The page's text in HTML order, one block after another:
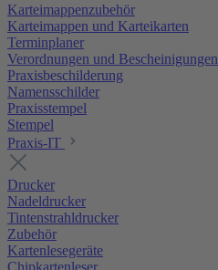
Karteimappenzubehör
Karteimappen und Karteikarten
Terminplaner
Verordnungen und Bescheinigungen
Praxisbeschilderung
Namensschilder
Praxisstempel
Stempel
Praxis-IT
Drucker
Nadeldrucker
Tintenstrahldrucker
Zubehör
Kartenlesegeräte
Chipkartenleser